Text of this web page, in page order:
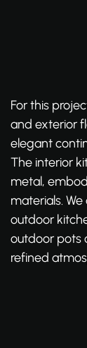
For this
and exterior
elegant
The interior
metal,
materials.
outdoor
outdoor pots
refined